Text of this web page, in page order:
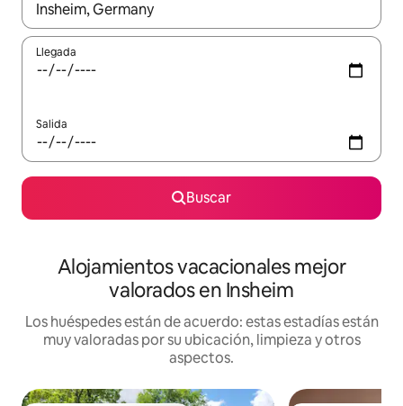
Cuando los resultados estén disponibles, navega con las
Llegada
Salida
Buscar
Alojamientos vacacionales mejor
valorados en Insheim
Los huéspedes están de acuerdo: estas estadías están
muy valoradas por su ubicación, limpieza y otros
aspectos.